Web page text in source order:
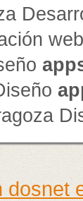
app
dosnet